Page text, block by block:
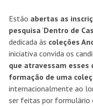
Estão abertas as
pesquisa‘Dentro de
dedicada às coleções
iniciativa convida os
que atravessam esses
formação de uma
internacionalmente ao
ser feitas por formulário